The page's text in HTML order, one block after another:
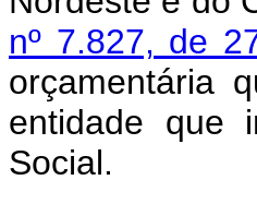
nº 7.827, de
orçamentária
entidade que
Social.